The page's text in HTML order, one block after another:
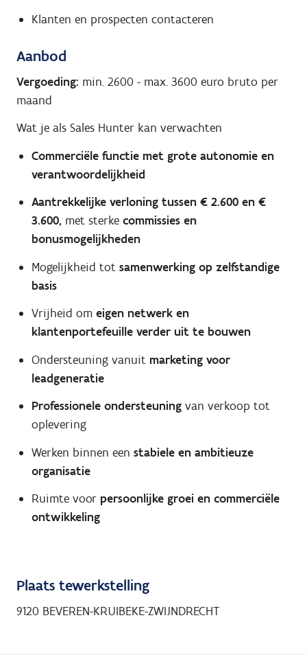
Klanten en prospecten contacteren
Aanbod
Vergoeding: min. 2600 - max. 3600 euro bruto per
maand
Wat je als Sales Hunter kan verwachten
Commerciële functie met grote autonomie en
verantwoordelijkheid
Aantrekkelijke verloning tussen € 2.600 en €
3.600, met sterkecommissies en
bonusmogelijkheden
Mogelijkheid tot samenwerking op zelfstandige
basis
Vrijheid om eigen netwerk en
klantenportefeuille verder uit te bouwen
Ondersteuning vanuitmarketing voor
leadgeneratie
Professionele ondersteuning van verkoop tot
oplevering
Werken binnen een stabiele en ambitieuze
organisatie
Ruimte voorpersoonlijke groei en commerciële
ontwikkeling
Plaats tewerkstelling
9120 BEVEREN-KRUIBEKE-ZWIJNDRECHT